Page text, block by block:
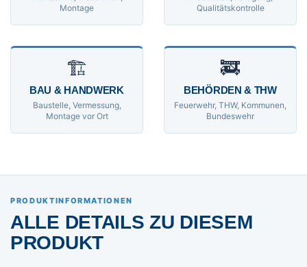
Montage
Qualitätskontrolle
🏗
BAU & HANDWERK
Baustelle, Vermessung,
Montage vor Ort
🚒
BEHÖRDEN & THW
Feuerwehr, THW, Kommunen,
Bundeswehr
PRODUKTINFORMATIONEN
ALLE DETAILS ZU DIESEM
PRODUKT